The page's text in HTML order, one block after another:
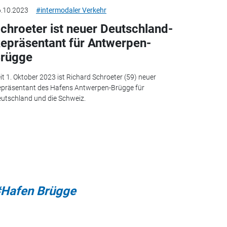
#intermodaler Verkehr
ist neuer Deutschland-
für Antwerpen-
1. Oktober 2023 ist Richard Schroeter (59) neuer
des Hafens Antwerpen-Brügge für
und die Schweiz.
Brügge